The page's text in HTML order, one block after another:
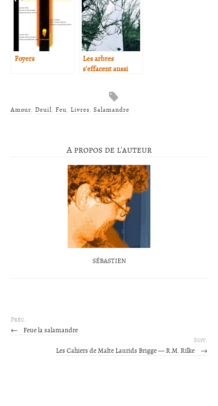
Foyers
Les arbres
s’effacent aussi
Amour,Deuil,Feu, Livres,Salamandre
A propos de l'auteur
SÉBASTIEN
Préc.
← Feue la salamandre
Suiv.
Les Cahiers de Malte Laurids Brigge — R.M. Rilke →